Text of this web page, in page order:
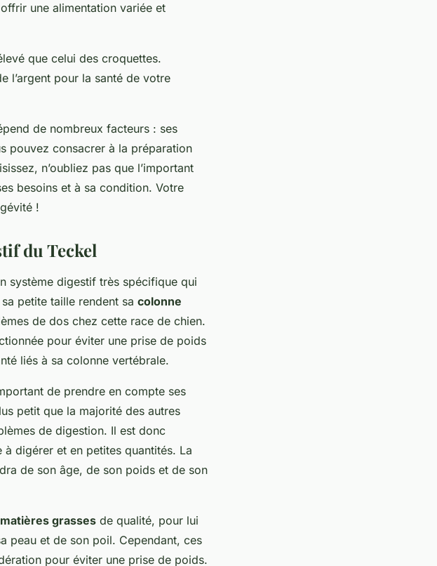
une alimentation variée et
que celui des croquettes.
l’argent pour la santé de votre
de nombreux facteurs : ses
pouvez consacrer à la préparation
n’oubliez pas que l’important
besoins et à sa condition. Votre
!
du Teckel
système digestif très spécifique qui
petite taille rendent sa colonne
de dos chez cette race de chien.
pour éviter une prise de poids
liés à sa colonne vertébrale.
de prendre en compte ses
petit que la majorité des autres
de digestion. Il est donc
digérer et en petites quantités. La
de son âge, de son poids et de son
matières grasses de qualité, pour lui
peau et de son poil. Cependant, ces
pour éviter une prise de poids.